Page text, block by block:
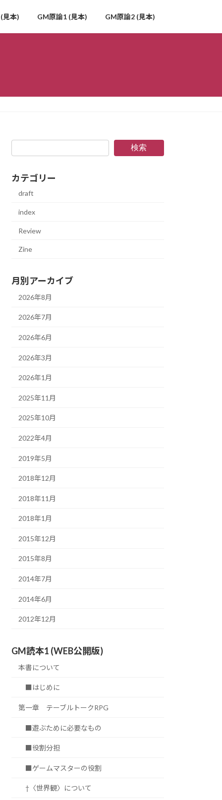
見本) GM原論1 (見本) GM原論2 (見本)
検索
カテゴリー
draft
index
Review
Zine
月別アーカイブ
2026年8月
2026年7月
2026年6月
2026年3月
2026年1月
2025年11月
2025年10月
2022年4月
2019年5月
2018年12月
2018年11月
2018年1月
2015年12月
2015年8月
2014年7月
2014年6月
2012年12月
GM読本1 (WEB公開版)
本書について
■はじめに
第一章 テーブルトークRPG
■遊ぶために必要なもの
■役割分担
■ゲームマスターの役割
†〈世界観〉について